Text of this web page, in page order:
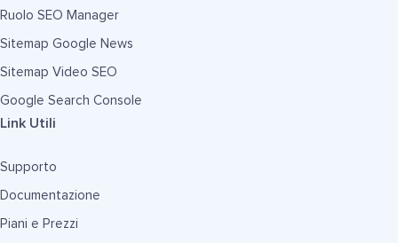
Ruolo SEO Manager
Sitemap Google News
Sitemap Video SEO
Google Search Console
Link Utili
Supporto
Documentazione
Piani e Prezzi